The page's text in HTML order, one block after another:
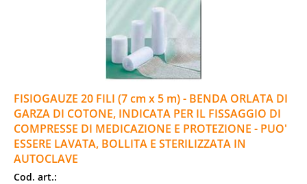
FISIOGAUZE 20 FILI (7 cm x 5 m) - BENDA ORLATA DI
GARZA DI COTONE, INDICATA PER IL FISSAGGIO DI
COMPRESSE DI MEDICAZIONE E PROTEZIONE - PUO'
ESSERE LAVATA, BOLLITA E STERILIZZATA IN
AUTOCLAVE
Cod. art.: